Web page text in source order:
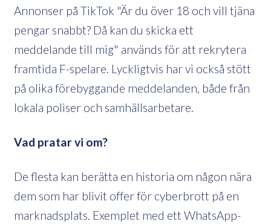
Annonser på TikTok "Är du över 18 och vill tjäna
pengar snabbt? Då kan du skicka ett
meddelande till mig" används för att rekrytera
framtida F-spelare. Lyckligtvis har vi också stött
på olika förebyggande meddelanden, både från
lokala poliser och samhällsarbetare.
Vad pratar vi om?
De flesta kan berätta en historia om någon nära
dem som har blivit offer för cyberbrott på en
marknadsplats. Exemplet med ett WhatsApp-